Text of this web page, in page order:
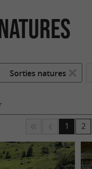
Sorties natures
1 2